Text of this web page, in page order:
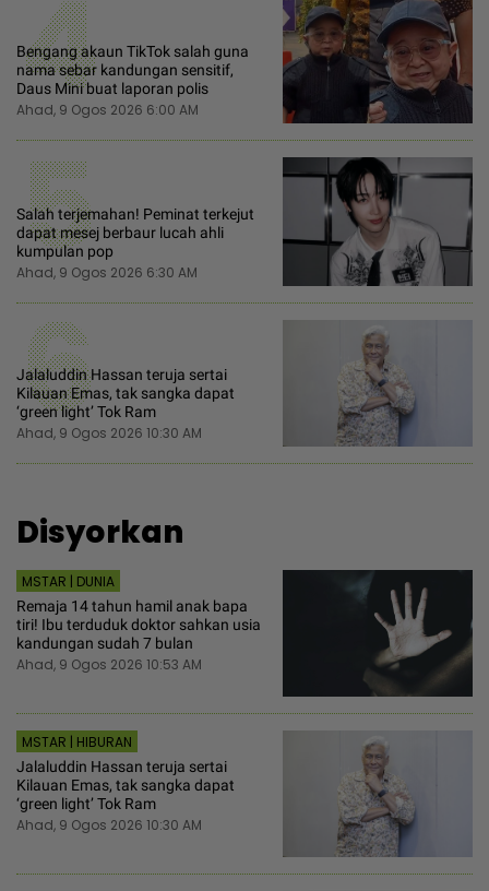
4
Bengang akaun TikTok salah guna
nama sebar kandungan sensitif,
Daus Mini buat laporan polis
Ahad, 9 Ogos 2026 6:00 AM
5
Salah terjemahan! Peminat terkejut
dapat mesej berbaur lucah ahli
kumpulan pop
Ahad, 9 Ogos 2026 6:30 AM
6
Jalaluddin Hassan teruja sertai
Kilauan Emas, tak sangka dapat
‘green light’ Tok Ram
Ahad, 9 Ogos 2026 10:30 AM
Disyorkan
MSTAR | DUNIA
Remaja 14 tahun hamil anak bapa
tiri! Ibu terduduk doktor sahkan usia
kandungan sudah 7 bulan
Ahad, 9 Ogos 2026 10:53 AM
MSTAR | HIBURAN
Jalaluddin Hassan teruja sertai
Kilauan Emas, tak sangka dapat
‘green light’ Tok Ram
Ahad, 9 Ogos 2026 10:30 AM